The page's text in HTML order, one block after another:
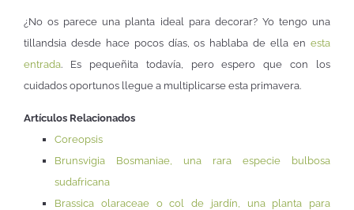
¿No os parece una planta ideal para decorar? Yo tengo una
tillandsia desde hace pocos días, os hablaba de ella en esta
entrada. Es pequeñita todavía, pero espero que con los
cuidados oportunos llegue a multiplicarse esta primavera.
Artículos Relacionados
Coreopsis
Brunsvigia Bosmaniae, una rara especie bulbosa
sudafricana
Brassica olaraceae o col de jardín, una planta para